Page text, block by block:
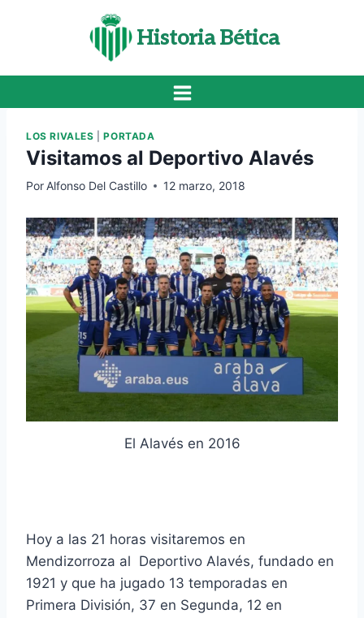
Historia Bética
LOS RIVALES |PORTADA
Visitamos al Deportivo Alavés
Por Alfonso Del Castillo 12 marzo, 2018
El Alavés en 2016
Hoy a las 21 horas visitaremos en
Mendizorroza al Deportivo Alavés, fundado en
1921 y que ha jugado 13 temporadas en
Primera División, 37 en Segunda, 12 en